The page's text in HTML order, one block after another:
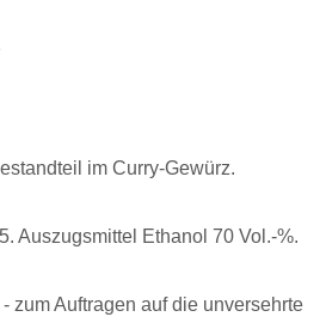
im Curry-Gewürz.
Auszugsmittel Ethanol 70 Vol.-%.
zum Auftragen auf die unversehrte